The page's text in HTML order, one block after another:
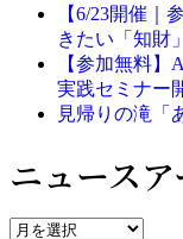
【6/23開催｜
きたい「知財
【参加無料
実践セミナー
見帰りの滝「
ニュース
ニ